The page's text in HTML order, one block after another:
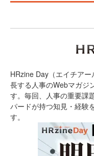
HRzine Day（エイチア
長する人事のWebマガジ
す。毎回、人事の重要課
パードが持つ知見・経験
す。